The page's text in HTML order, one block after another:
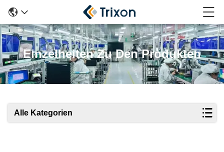
Einzelheiten Zu Den Produkten
Alle Kategorien